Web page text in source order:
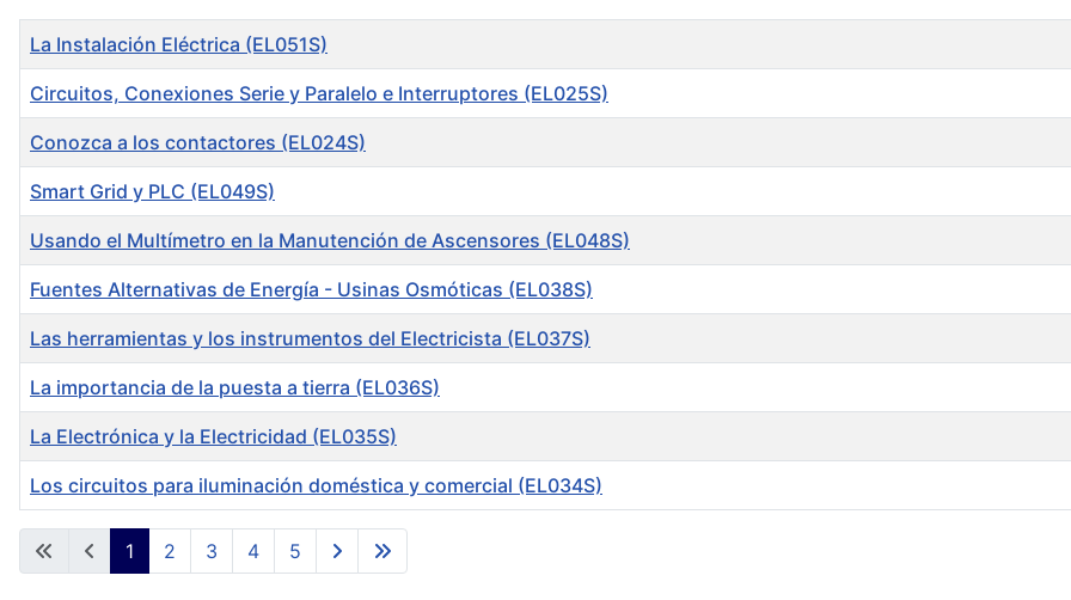
Articles
Title
La Instalación Eléctrica (EL051S)
Circuitos, Conexiones Serie y Paralelo e Interruptores (EL025S)
Conozca a los contactores (EL024S)
Smart Grid y PLC (EL049S)
Usando el Multímetro en la Manutención de Ascensores (EL048S)
Fuentes Alternativas de Energía - Usinas Osmóticas (EL038S)
Las herramientas y los instrumentos del Electricista (EL037S)
La importancia de la puesta a tierra (EL036S)
La Electrónica y la Electricidad (EL035S)
Los circuitos para iluminación doméstica y comercial (EL034S)
1 2 3 4 5